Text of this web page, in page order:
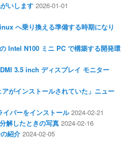
いします 2026-01-01
へ乗り換える準備する時期になり
Intel N100 ミニ PC で構築する開発環
3.5 inch ディスプレイ モニター
アがインストールされていた」ニュー
バーをインストール 2024-02-21
解したときの写真 2024-02-16
紹介 2024-02-05